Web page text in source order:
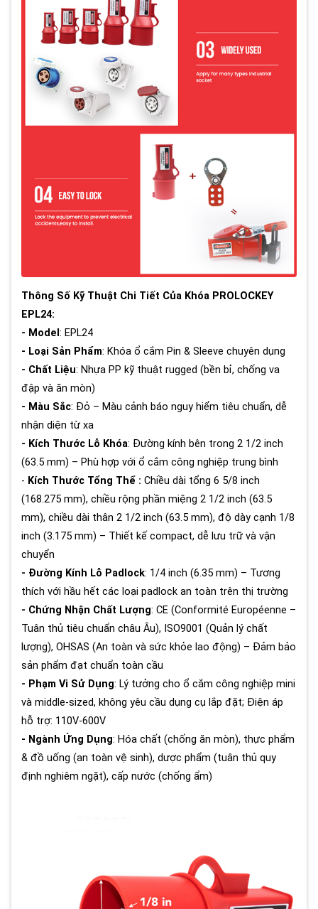
Thông Số Kỹ Thuật Chi Tiết Của Khóa PROLOCKEY
EPL24:
- Model: EPL24
- Loại Sản Phẩm: Khóa ổ cắm Pin & Sleeve chuyên dụng
- Chất Liệu: Nhựa PP kỹ thuật rugged (bền bỉ, chống va
đập và ăn mòn)
- Màu Sắc: Đỏ – Màu cảnh báo nguy hiểm tiêu chuẩn, dễ
nhận diện từ xa
- Kích Thước Lỗ Khóa: Đường kính bên trong 2 1/2 inch
(63.5 mm) – Phù hợp với ổ cắm công nghiệp trung bình
- Kích Thước Tổng Thể : Chiều dài tổng 6 5/8 inch
(168.275 mm), chiều rộng phần miệng 2 1/2 inch (63.5
mm), chiều dài thân 2 1/2 inch (63.5 mm), độ dày cạnh 1/8
inch (3.175 mm) – Thiết kế compact, dễ lưu trữ và vận
chuyển
- Đường Kính Lỗ Padlock: 1/4 inch (6.35 mm) – Tương
thích với hầu hết các loại padlock an toàn trên thị trường
- Chứng Nhận Chất Lượng: CE (Conformité Européenne –
Tuân thủ tiêu chuẩn châu Âu), ISO9001 (Quản lý chất
lượng), OHSAS (An toàn và sức khỏe lao động) – Đảm bảo
sản phẩm đạt chuẩn toàn cầu
- Phạm Vi Sử Dụng: Lý tưởng cho ổ cắm công nghiệp mini
và middle-sized, không yêu cầu dụng cụ lắp đặt; Điện áp
hỗ trợ: 110V-600V
- Ngành Ứng Dụng: Hóa chất (chống ăn mòn), thực phẩm
& đồ uống (an toàn vệ sinh), dược phẩm (tuân thủ quy
định nghiêm ngặt), cấp nước (chống ẩm)